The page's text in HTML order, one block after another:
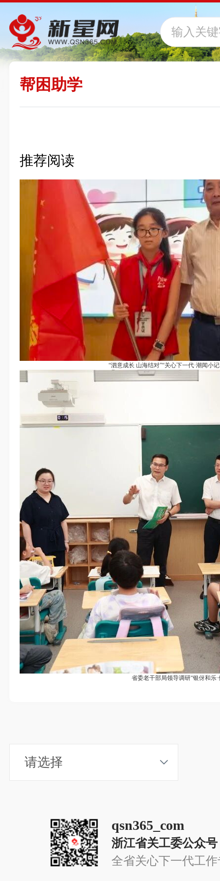
帮困助学
推荐阅读
“泗意成长 山海结对”“关心下一代·潮闻小
省委老干部局领导调研“银伢和乐·
qsn365_com
浙江省关工委公众号
全省关心下一代工